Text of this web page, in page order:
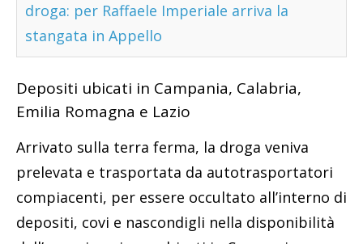
droga: per Raffaele Imperiale arriva la
stangata in Appello
Depositi ubicati in Campania, Calabria,
Emilia Romagna e Lazio
Arrivato sulla terra ferma, la droga veniva
prelevata e trasportata da autotrasportatori
compiacenti, per essere occultato all’interno di
depositi, covi e nascondigli nella disponibilità